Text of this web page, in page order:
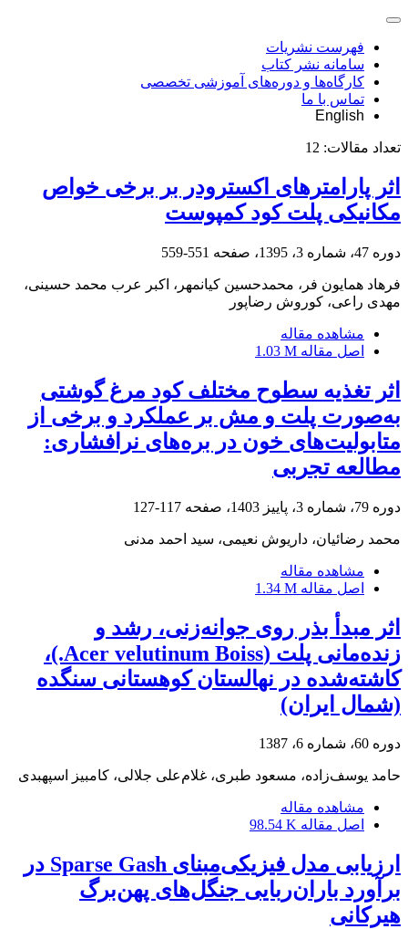
فهرست نشریات
سامانه نشر کتاب
کارگاه‌ها و دوره‌های آموزشی تخصصی
تماس با ما
English
تعداد مقالات: 12
اثر پارامترهای اکسترودر بر برخی خواص
مکانیکی پلت کود کمپوست
دوره 47، شماره 3، 1395، صفحه 551-559
فرهاد همایون فر، محمدحسین کیانمهر، اکبر عرب محمد حسینی،
مهدی راعی، کوروش رضاپور
مشاهده مقاله
اصل مقاله 1.03 M
اثر تغذیه سطوح مختلف کود مرغ گوشتی
به‌صورت پلت و مش بر عملکرد و برخی از
متابولیت‌های خون در بره‌های نرافشاری:
مطالعه تجربی
دوره 79، شماره 3، پاییز 1403، صفحه 117-127
محمد رضائیان، داریوش نعیمی، سید احمد مدنی
مشاهده مقاله
اصل مقاله 1.34 M
اثر مبدأ بذر روی جوانه‌زنی، رشد و
زنده‌مانی پلت (Acer velutinum Boiss.)،
کاشته‌شده در نهالستان کوهستانی سنگده
(شمال ایران)
دوره 60، شماره 6، 1387
حامد یوسف‌زاده، مسعود طبری، غلام‌علی جلالی، کامبیز اسپهبدی
مشاهده مقاله
اصل مقاله 98.54 K
ارزیابی مدل فیزیکی‌مبنای Sparse Gash در
برآورد باران‌ربایی جنگل‌های پهن‌برگ
هیرکانی